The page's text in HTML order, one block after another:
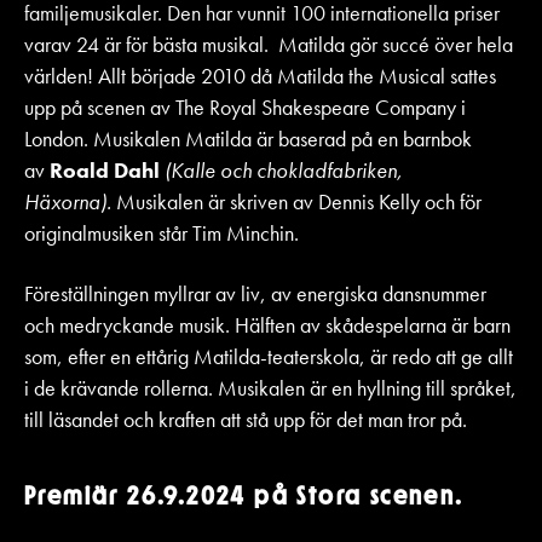
familjemusikaler. Den har vunnit 100 internationella priser
varav 24 är för bästa musikal. Matilda gör succé över hela
världen! Allt började 2010 då Matilda the Musical sattes
upp på scenen av The Royal Shakespeare Company i
London. Musikalen Matilda är baserad på en barnbok
av Roald Dahl (Kalle och chokladfabriken,
Häxorna). Musikalen är skriven av Dennis Kelly och för
originalmusiken står Tim Minchin.
Föreställningen myllrar av liv, av energiska dansnummer
och medryckande musik. Hälften av skådespelarna är barn
som, efter en ettårig Matilda-teaterskola, är redo att ge allt
i de krävande rollerna. Musikalen är en hyllning till språket,
till läsandet och kraften att stå upp för det man tror på.
Premiär 26.9.2024 på Stora scenen.